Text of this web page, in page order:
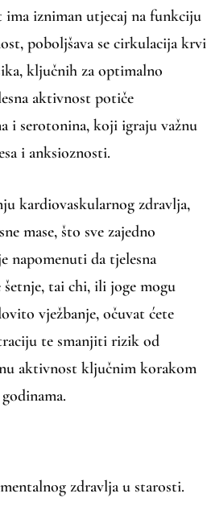
izniman utjecaj na funkciju
poboljšava se cirkulacija krvi
ključnih za optimalno
aktivnost potiče
i serotonina, koji igraju važnu
i anksioznosti.
kardiovaskularnog zdravlja,
mase, što sve zajedno
napomenuti da tjelesna
tai chi, ili joge mogu
vježbanje, očuvat ćete
te smanjiti rizik od
aktivnost ključnim korakom
zdravlja u starosti.